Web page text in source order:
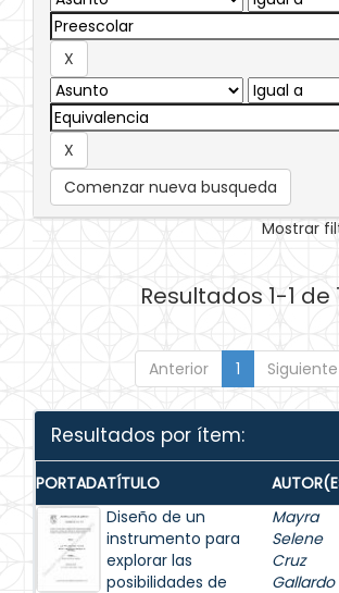
Comenzar nueva busqueda
Mostrar
Resultados 1-1 de
Anterior 1 Siguiente
Resultados por ítem:
PORTADATÍTULO
Diseño de un
instrumento para
explorar las
posibilidades de
Mayra
Selene
Cruz
Gallardo